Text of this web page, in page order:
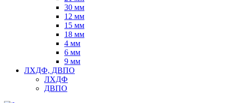
30 мм
12 мм
15 мм
18 мм
4 мм
6 мм
9 мм
ЛХДФ, ДВПО
ЛХДФ
ДВПО